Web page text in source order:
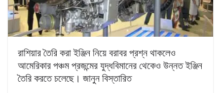
রাশিয়ার তৈরি করা ইঞ্জিন নিয়ে বরাবর প্রশ্ন থাকলেও
আমেরিকার পঞ্চম প্রজন্মের যুদ্ধবিমানের থেকেও উন্নত ইঞ্জিন
তৈরি করতে চলেছে। জানুন বিস্তারিত